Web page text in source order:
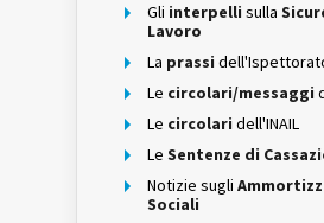
Gli interpelli sulla
Lavoro
La prassi
Le circolari/messaggi
Le circolari dell'INAIL
Le Sentenze di
Notizie sugli
Sociali